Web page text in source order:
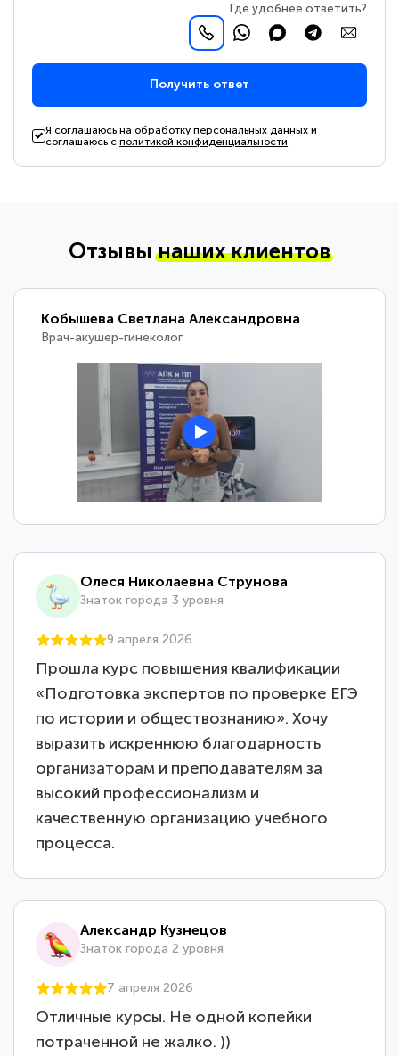
Где удобнее ответить?
Получить ответ
Я соглашаюсь на обработку персональных данных и
соглашаюсь сполитикой конфиденциальности
Отзывынаших клиентов
Кобышева Светлана Александровна
Врач-акушер-гинеколог
Олеся Николаевна Струнова
Знаток города 3 уровня
9 апреля 2026
Прошла курс повышения квалификации
«Подготовка экспертов по проверке ЕГЭ
по истории и обществознанию». Хочу
выразить искреннюю благодарность
организаторам и преподавателям за
высокий профессионализм и
качественную организацию учебного
процесса.
Александр Кузнецов
Знаток города 2 уровня
7 апреля 2026
Отличные курсы. Не одной копейки
потраченной не жалко. ))